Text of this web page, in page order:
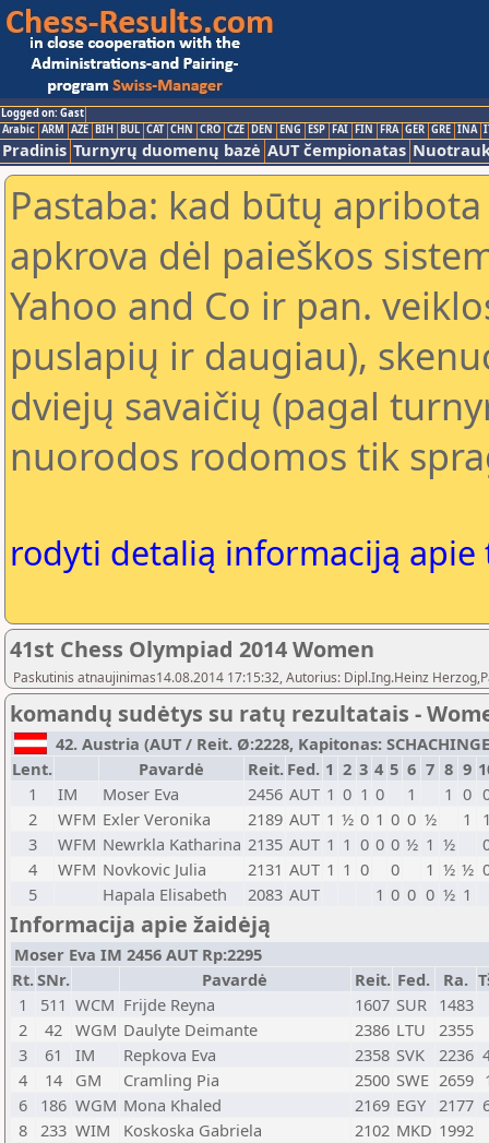
Logged on: Gast
Arabic ARM AZE BIH BUL CAT CHN CRO CZE DEN ENG ESP FAI FIN FRA GER GRE INA
Pradinis Turnyrų duomenų bazė AUT čempionatas
Pastaba: kad būtų
apkrova dėl paieškos
Yahoo and Co ir pan.
puslapių ir daugiau),
dviejų savaičių (pagal
nuorodos rodomos tik
rodyti detalią informaciją
41st Chess Olympiad 2014 Women
Paskutinis atnaujinimas14.08.2014 17:15:32, Autorius: Dipl.Ing.Heinz
komandų sudėtys su ratų rezultatais -
42. Austria (AUT / Reit. Ø:2228, Kapitonas:
Lent.
Pavardė Reit. Fed. 1 2 3 4 5 6 7 8 9
1
IM Moser Eva 2456 AUT 1 0 1 0 1 1 0
2
WFM Exler Veronika 2189 AUT 1 ½ 0 1 0 0 ½ 1
3
WFM Newrkla Katharina 2135 AUT 1 1 0 0 0 ½ 1 ½
4
WFM Novkovic Julia 2131 AUT 1 1 0 0 1 ½ ½
5
Hapala Elisabeth 2083 AUT 1 0 0 0 ½ 1
Informacija apie žaidėją
Moser Eva IM 2456 AUT Rp:2295
Rt.SNr. Pavardė Reit. Fed. Ra.
1
511 WCM Frijde Reyna 1607 SUR 1483
2
42 WGM Daulyte Deimante 2386 LTU
2355
3
61 IM Repkova Eva 2358 SVK 2236
4
14 GM Cramling Pia 2500 SWE 2659
6
186 WGM Mona Khaled 2169 EGY 2177
8
233 WIM Koskoska Gabriela 2102 MKD 1992